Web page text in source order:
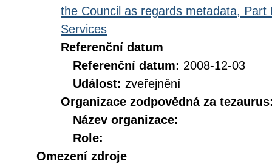
the Council as regards metadata,
Services
Referenční datum
Referenční datum: 2008-12-03
Událost: zveřejnění
Organizace zodpovědná za
Název organizace:
Role:
Omezení zdroje